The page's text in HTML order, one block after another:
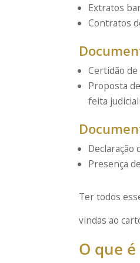
Extratos
Contratos
Certidão
Proposta
feita
Declaração
Presença
Ter todos
vindas ao
O que